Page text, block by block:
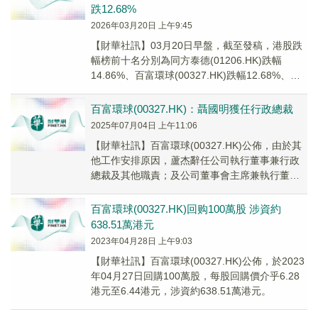
跌12.68%
2026年03月20日 上午9:45
【財華社訊】03月20日早盤，截至發稿，港股跌
幅榜前十名分別為同方泰德(01206.HK)跌幅
14.86%、百富環球(00327.HK)跌幅12.68%、瀾
百富環球(00327.HK)：聶國明獲任行政總裁
2025年07月04日 上午11:06
【財華社訊】百富環球(00327.HK)公佈，由於其
他工作安排原因，蘆杰辭任公司執行董事兼行政
總裁及其他職責；及公司董事會主席兼執行董事
自...
百富環球(00327.HK)回购100萬股 涉資約
638.51萬港元
2023年04月28日 上午9:03
【財華社訊】百富環球(00327.HK)公佈，於2023
年04月27日回購100萬股，每股回購價介乎6.28
港元至6.44港元，涉資約638.51萬港元。